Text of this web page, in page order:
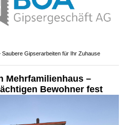
Gipserarbeiten für Ihr Zuhause
Mehrfamilienhaus –
Bewohner fest